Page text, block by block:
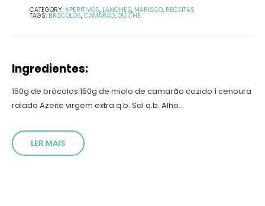
CATEGORY: APERITIVOS, LANCHES, MARISCO, RECEITAS
TAGS: BRÓCOLOS, CAMARÃO, QUICHE
Ingredientes:
150g de brócolos 150g de miolo de camarão cozido 1 cenoura
ralada Azeite virgem extra q.b. Sal q.b. Alho...
LER MAIS